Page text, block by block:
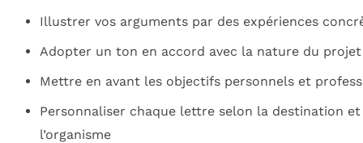
Illustrer vos arguments par des expériences
Adopter un ton en accord avec la nature du projet
Mettre en avant les objectifs personnels et
Personnaliser chaque lettre selon la destination et
l’organisme